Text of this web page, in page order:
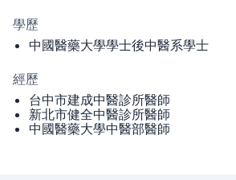
學歷
中國醫藥大學學士後中醫系學士
經歷
台中市建成中醫診所醫師
新北市健全中醫診所醫師
中國醫藥大學中醫部醫師